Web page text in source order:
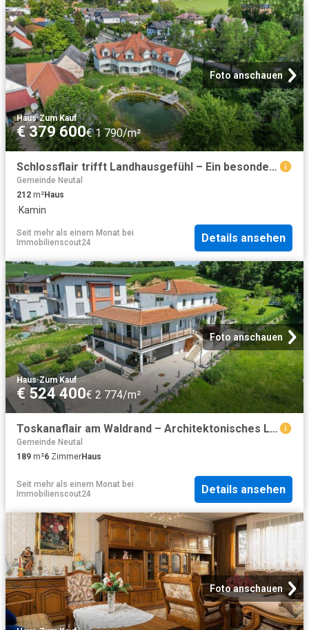
Foto anschauen
Haus·Zum Kauf
€ 379 600€ 1 790/m²
Schlossflair trifft Landhausgefühl – Ein besonderes Haus mit Charakter im Herzen des Mittelburgenlands
Gemeinde Neutal
212 m²Haus
·Kamin
Seit mehr als einem Monat bei
Immobilienscout24
Details ansehen
Foto anschauen
Haus·Zum Kauf
€ 524 400€ 2 774/m²
Toskanaflair am Waldrand – Architektonisches Landhaus in sanfter Hanglage mit Weitblick
Gemeinde Neutal
189 m²6 ZimmerHaus
Seit mehr als einem Monat bei
Immobilienscout24
Details ansehen
Foto anschauen